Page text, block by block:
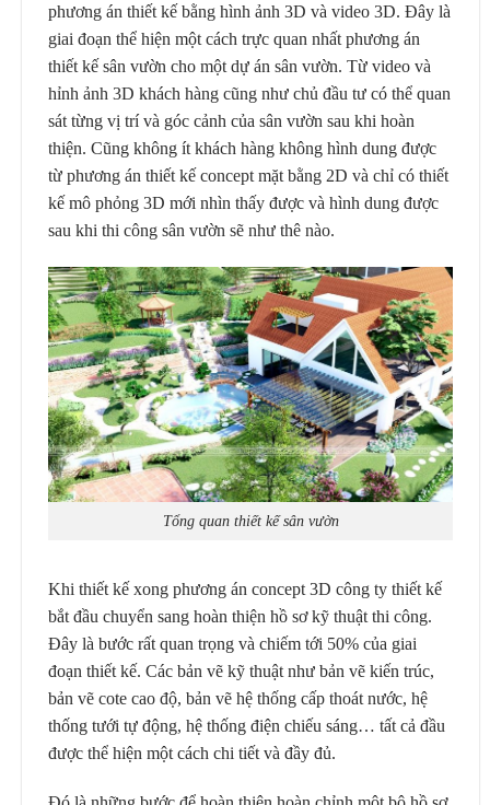
phương án thiết kế bằng hình ảnh 3D và video 3D. Đây là
giai đoạn thể hiện một cách trực quan nhất phương án
thiết kế sân vườn cho một dự án sân vườn. Từ video và
hỉnh ảnh 3D khách hàng cũng như chủ đầu tư có thể quan
sát từng vị trí và góc cảnh của sân vườn sau khi hoàn
thiện. Cũng không ít khách hàng không hình dung được
từ phương án thiết kế concept mặt bằng 2D và chỉ có thiết
kế mô phỏng 3D mới nhìn thấy được và hình dung được
sau khi thi công sân vườn sẽ như thê nào.
Tổng quan thiết kế sân vườn
Khi thiết kế xong phương án concept 3D công ty thiết kế
bắt đầu chuyển sang hoàn thiện hồ sơ kỹ thuật thi công.
Đây là bước rất quan trọng và chiếm tới 50% của giai
đoạn thiết kế. Các bản vẽ kỹ thuật như bản vẽ kiến trúc,
bản vẽ cote cao độ, bản vẽ hệ thống cấp thoát nước, hệ
thống tưới tự động, hệ thống điện chiếu sáng… tất cả đầu
được thể hiện một cách chi tiết và đầy đủ.